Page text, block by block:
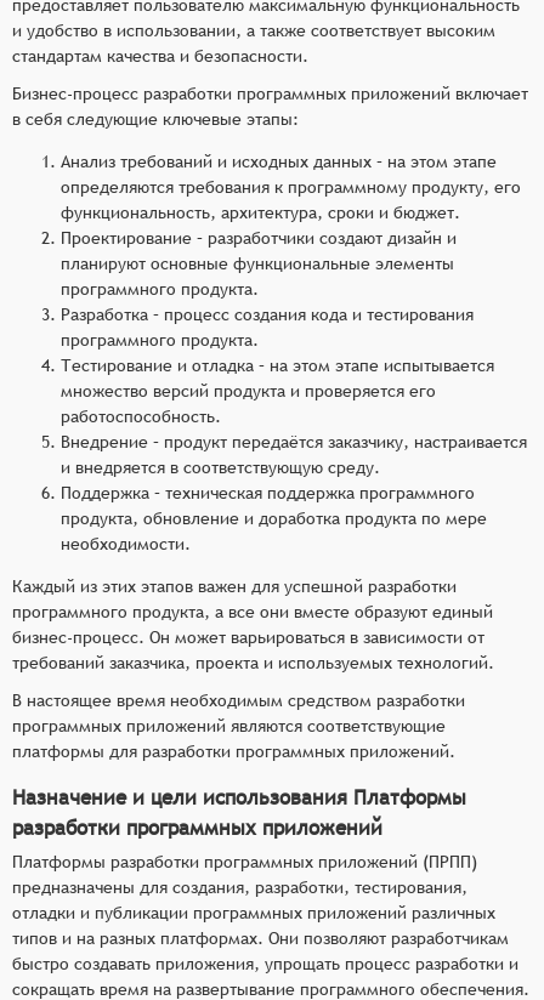
предоставляет пользователю максимальную функциональность
и удобство в использовании, а также соответствует высоким
стандартам качества и безопасности.
Бизнес-процесс разработки программных приложений включает
в себя следующие ключевые этапы:
Анализ требований и исходных данных – на этом этапе
определяются требования к программному продукту, его
функциональность, архитектура, сроки и бюджет.
Проектирование – разработчики создают дизайн и
планируют основные функциональные элементы
программного продукта.
Разработка – процесс создания кода и тестирования
программного продукта.
Тестирование и отладка – на этом этапе испытывается
множество версий продукта и проверяется его
работоспособность.
Внедрение – продукт передаётся заказчику, настраивается
и внедряется в соответствующую среду.
Поддержка – техническая поддержка программного
продукта, обновление и доработка продукта по мере
необходимости.
Каждый из этих этапов важен для успешной разработки
программного продукта, а все они вместе образуют единый
бизнес-процесс. Он может варьироваться в зависимости от
требований заказчика, проекта и используемых технологий.
В настоящее время необходимым средством разработки
программных приложений являются соответствующие
платформы для разработки программных приложений.
Назначение и цели использования Платформы
разработки программных приложений
Платформы разработки программных приложений (ПРПП)
предназначены для создания, разработки, тестирования,
отладки и публикации программных приложений различных
типов и на разных платформах. Они позволяют разработчикам
быстро создавать приложения, упрощать процесс разработки и
сокращать время на развертывание программного обеспечения.